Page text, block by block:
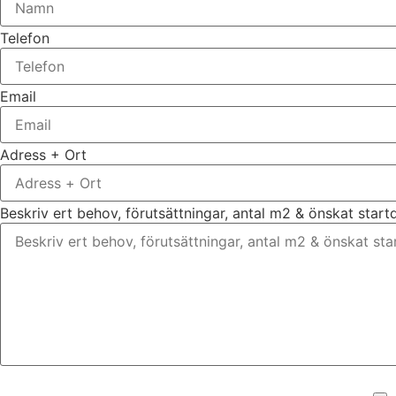
Telefon
Email
Adress + Ort
Beskriv ert behov, förutsättningar, antal m2 & önskat